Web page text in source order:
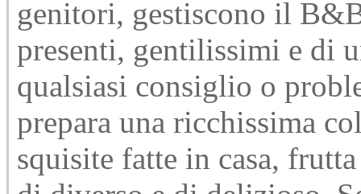
genitori, gestiscono il
presenti, gentilissimi e di
qualsiasi consiglio o
prepara una ricchissima
squisite fatte in casa,